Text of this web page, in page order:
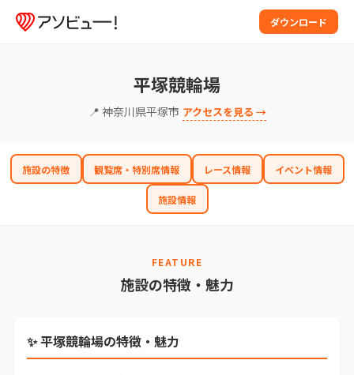
ダウンロード
平塚競輪場
📍 神奈川県平塚市 アクセスを見る →
施設の特徴 観覧席・特別席情報 レース情報 イベント情報
施設情報
FEATURE
施設の特徴・魅力
✨ 平塚競輪場の特徴・魅力